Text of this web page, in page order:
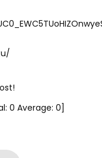
0 Average: 0]